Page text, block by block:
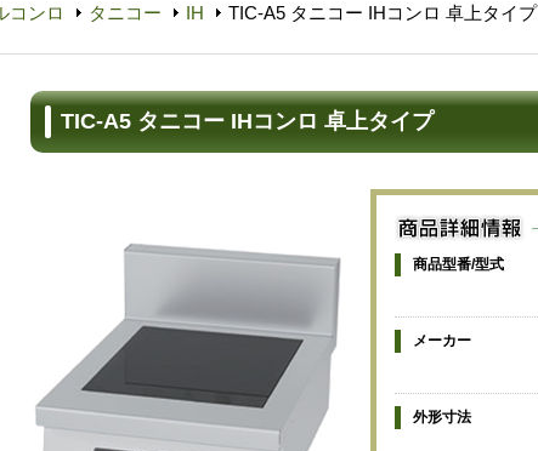
コンロ タニコー IH TIC-A5 タニコー IHコンロ 卓上タイプ
TIC-A5 タニコー IHコンロ 卓上タイプ
商品型番/型式
メーカー
外形寸法